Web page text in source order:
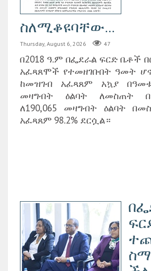
ስለሚቆዩባቸው...
Thursday, August 6, 2026 47
በ2018 ዓ.ም በፌደራል ፍርድ ቤቶች
አፈጻጸሞች የተመዘገቡበት ዓመት
ከመዝገብ አፈጻጸም አኳያ በዓመቱ
መዛግብት ዕልባት ለመስጠት
ለ190,065 መዛግብት ዕልባት
አፈጻጸም 98.2% ደርሷል።